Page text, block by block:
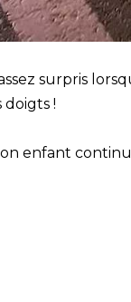
surpris
doigts !
enfant